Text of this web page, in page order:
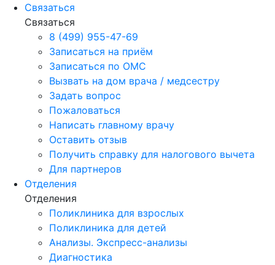
Связаться
Связаться
8 (499) 955-47-69
Записаться на приём
Записаться по ОМС
Вызвать на дом врача / медсестру
Задать вопрос
Пожаловаться
Написать главному врачу
Оставить отзыв
Получить справку для налогового вычета
Для партнеров
Отделения
Отделения
Поликлиника для взрослых
Поликлиника для детей
Анализы. Экспресс-анализы
Диагностика